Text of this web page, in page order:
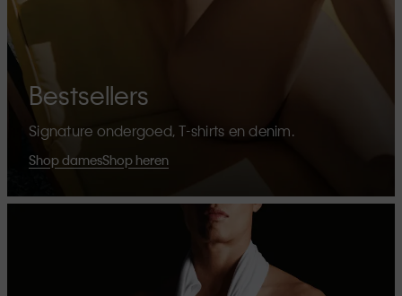
Bestsellers
Signature ondergoed, T-shirts en denim.
Shop damesShop heren